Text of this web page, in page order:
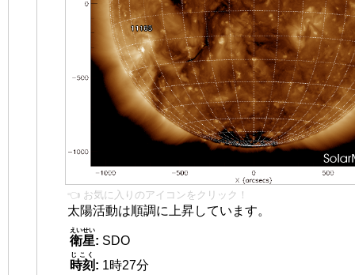
👈 お気に入りのアイコンをクリック！
太陽活動は順調に上昇しています。
衛星
えいせい
: SDO
時刻
じこく
: 1時27分